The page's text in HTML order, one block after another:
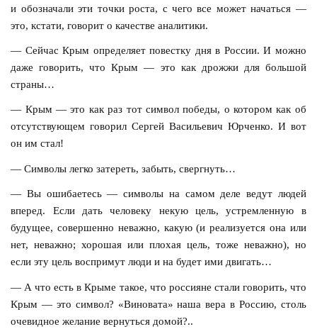
и обозначали эти точки роста, с чего все может начаться —
это, кстати, говорит о качестве аналитики.
— Сейчас Крым определяет повестку дня в России. И можно
даже говорить, что Крым — это как дрожжи для большой
страны…
— Крым — это как раз тот символ победы, о котором как об
отсутствующем говорил Сергей Васильевич Юрченко. И вот
он им стал!
— Символы легко затереть, забыть, свергнуть…
— Вы ошибаетесь — символы на самом деле ведут людей
вперед. Если дать человеку некую цель, устремленную в
будущее, совершенно неважно, какую (и реализуется она или
нет, неважно; хорошая или плохая цель, тоже неважно), но
если эту цель воспримут люди и на будет ими двигать…
— А что есть в Крыме такое, что россияне стали говорить, что
Крым — это символ? «Виновата» наша вера в Россию, столь
очевидное желание вернуться домой?..